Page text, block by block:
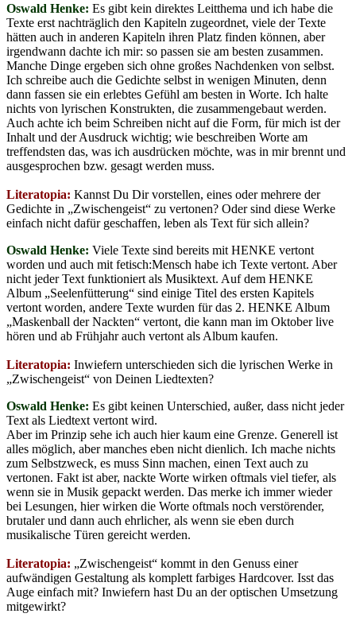
Oswald Henke: Es gibt kein direktes Leitthema und ich habe die
Texte erst nachträglich den Kapiteln zugeordnet, viele der Texte
hätten auch in anderen Kapiteln ihren Platz finden können, aber
irgendwann dachte ich mir: so passen sie am besten zusammen.
Manche Dinge ergeben sich ohne großes Nachdenken von selbst.
Ich schreibe auch die Gedichte selbst in wenigen Minuten, denn
dann fassen sie ein erlebtes Gefühl am besten in Worte. Ich halte
nichts von lyrischen Konstrukten, die zusammengebaut werden.
Auch achte ich beim Schreiben nicht auf die Form, für mich ist der
Inhalt und der Ausdruck wichtig; wie beschreiben Worte am
treffendsten das, was ich ausdrücken möchte, was in mir brennt und
ausgesprochen bzw. gesagt werden muss.
Literatopia: Kannst Du Dir vorstellen, eines oder mehrere der
Gedichte in „Zwischengeist“ zu vertonen? Oder sind diese Werke
einfach nicht dafür geschaffen, leben als Text für sich allein?
Oswald Henke: Viele Texte sind bereits mit HENKE vertont
worden und auch mit fetisch:Mensch habe ich Texte vertont. Aber
nicht jeder Text funktioniert als Musiktext. Auf dem HENKE
Album „Seelenfütterung“ sind einige Titel des ersten Kapitels
vertont worden, andere Texte wurden für das 2. HENKE Album
„Maskenball der Nackten“ vertont, die kann man im Oktober live
hören und ab Frühjahr auch vertont als Album kaufen.
Literatopia: Inwiefern unterschieden sich die lyrischen Werke in
„Zwischengeist“ von Deinen Liedtexten?
Oswald Henke: Es gibt keinen Unterschied, außer, dass nicht jeder
Text als Liedtext vertont wird.
Aber im Prinzip sehe ich auch hier kaum eine Grenze. Generell ist
alles möglich, aber manches eben nicht dienlich. Ich mache nichts
zum Selbstzweck, es muss Sinn machen, einen Text auch zu
vertonen. Fakt ist aber, nackte Worte wirken oftmals viel tiefer, als
wenn sie in Musik gepackt werden. Das merke ich immer wieder
bei Lesungen, hier wirken die Worte oftmals noch verstörender,
brutaler und dann auch ehrlicher, als wenn sie eben durch
musikalische Türen gereicht werden.
Literatopia: „Zwischengeist“ kommt in den Genuss einer
aufwändigen Gestaltung als komplett farbiges Hardcover. Isst das
Auge einfach mit? Inwiefern hast Du an der optischen Umsetzung
mitgewirkt?